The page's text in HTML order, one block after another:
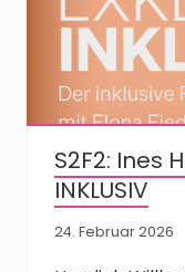
S2F2: Ines
INKLUSIV
24. Februar 2026